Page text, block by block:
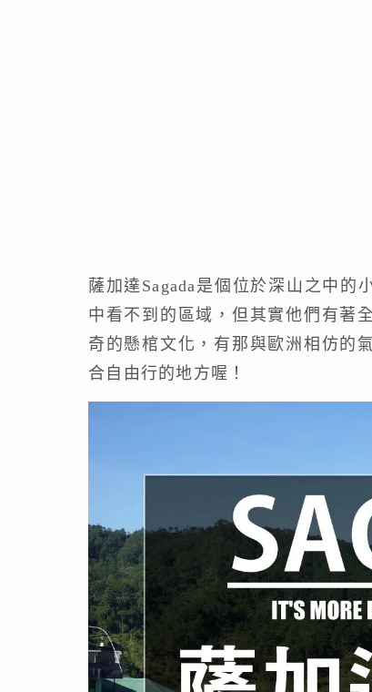
薩加達Sagada是個位於深山之中的
中看不到的區域，但其實他們有著
奇的懸棺文化，有那與歐洲相仿的
合自由行的地方喔！